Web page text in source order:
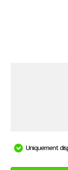
Uniquement